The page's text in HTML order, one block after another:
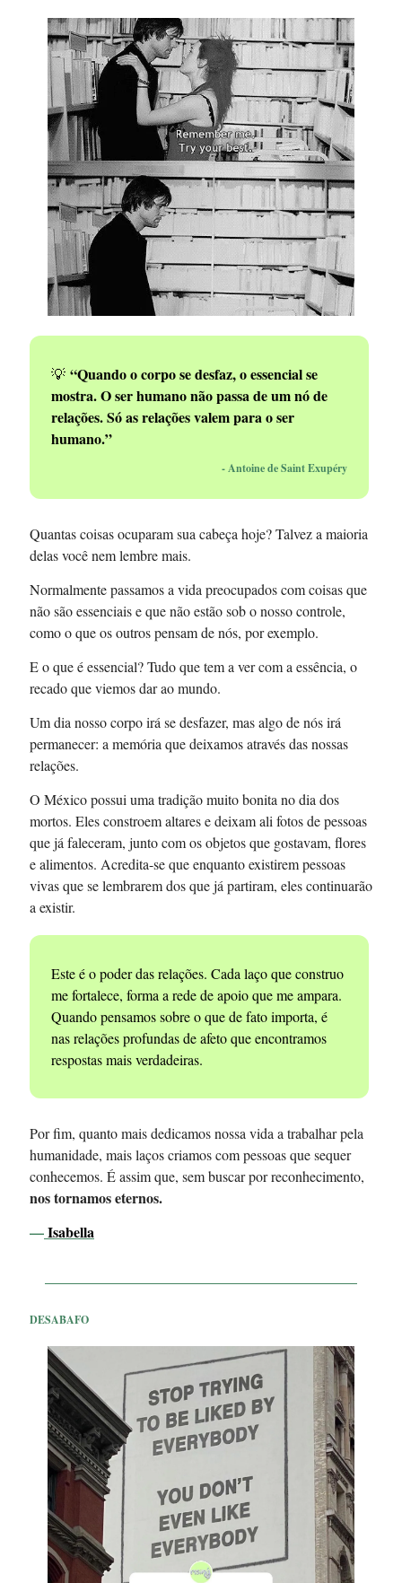
💡 “Quando o corpo se desfaz, o essencial se
mostra. O ser humano não passa de um nó de
relações. Só as relações valem para o ser
humano.”
- Antoine de Saint Exupéry
Quantas coisas ocuparam sua cabeça hoje? Talvez a maioria
delas você nem lembre mais.
Normalmente passamos a vida preocupados com coisas que
não são essenciais e que não estão sob o nosso controle,
como o que os outros pensam de nós, por exemplo.
E o que é essencial? Tudo que tem a ver com a essência, o
recado que viemos dar ao mundo.
Um dia nosso corpo irá se desfazer, mas algo de nós irá
permanecer: a memória que deixamos através das nossas
relações.
O México possui uma tradição muito bonita no dia dos
mortos. Eles constroem altares e deixam ali fotos de pessoas
que já faleceram, junto com os objetos que gostavam, flores
e alimentos. Acredita-se que enquanto existirem pessoas
vivas que se lembrarem dos que já partiram, eles continuarão
a existir.
Este é o poder das relações. Cada laço que construo
me fortalece, forma a rede de apoio que me ampara.
Quando pensamos sobre o que de fato importa, é
nas relações profundas de afeto que encontramos
respostas mais verdadeiras.
Por fim, quanto mais dedicamos nossa vida a trabalhar pela
humanidade, mais laços criamos com pessoas que sequer
conhecemos. É assim que, sem buscar por reconhecimento,
nos tornamos eternos.
—Isabella
DESABAFO